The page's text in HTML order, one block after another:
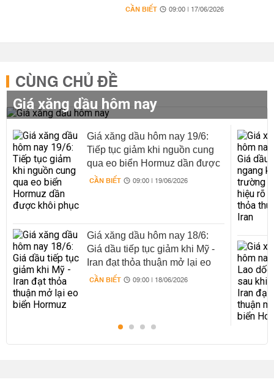
CẦN BIẾT 09:00 | 17/06/2026
CÙNG CHỦ ĐỀ
Giá xăng dầu hôm nay
Giá xăng dầu hôm nay 19/6:
Tiếp tục giảm khi nguồn cung
qua eo biển Hormuz dần được
khôi phục
CẦN BIẾT 09:00 | 19/06/2026
Giá xăng dầu hôm nay 18/6:
Giá dầu tiếp tục giảm khi Mỹ -
Iran đạt thỏa thuận mở lại eo
biển Hormuz
CẦN BIẾT 09:00 | 18/06/2026